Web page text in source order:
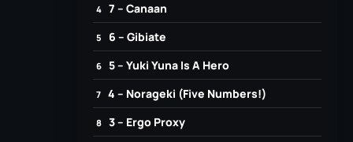
7 – Canaan
6 – Gibiate
5 – Yuki Yuna Is A Hero
4 – Norageki (Five Numbers!)
3 – Ergo Proxy